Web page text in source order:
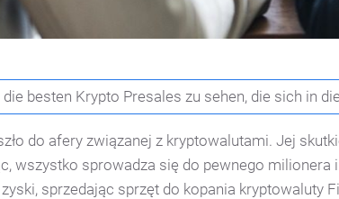
besten Krypto Presales zu sehen, die sich in
do afery związanej z kryptowalutami. Jej
wszystko sprowadza się do pewnego
sprzedając sprzęt do kopania kryptowaluty